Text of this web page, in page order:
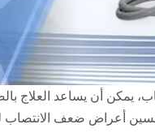
يمكن أن يساعد العلاج
أعراض ضعف الانتصاب